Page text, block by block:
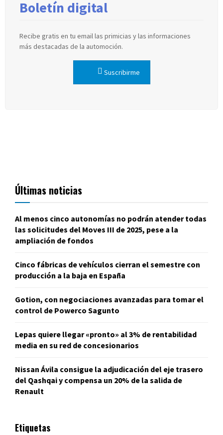
Boletín digital
Recibe gratis en tu email las primicias y las informaciones
más destacadas de la automoción.
Suscribirme
Últimas noticias
Al menos cinco autonomías no podrán atender todas
las solicitudes del Moves III de 2025, pese a la
ampliación de fondos
Cinco fábricas de vehículos cierran el semestre con
producción a la baja en España
Gotion, con negociaciones avanzadas para tomar el
control de Powerco Sagunto
Lepas quiere llegar «pronto» al 3% de rentabilidad
media en su red de concesionarios
Nissan Ávila consigue la adjudicación del eje trasero
del Qashqai y compensa un 20% de la salida de
Renault
Etiquetas